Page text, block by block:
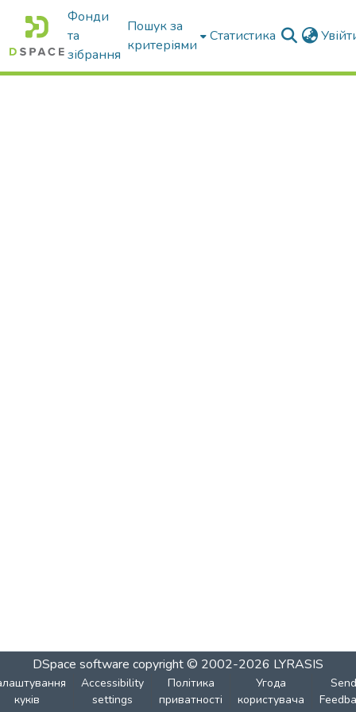
Фонди
та
зібрання
Пошук за
критеріями
Статистика
DSpace software copyright © 2002-2026 LYRASIS
куків
Accessibility
settings
Політика
приватності
Угода
користувача
Send